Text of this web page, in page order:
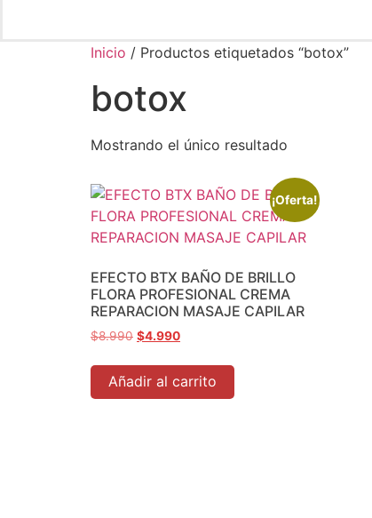
Inicio / Productos etiquetados “botox”
botox
Mostrando el único resultado
¡Oferta!
EFECTO BTX BAÑO DE BRILLO
FLORA PROFESIONAL CREMA
REPARACION MASAJE CAPILAR
$8.990 $4.990
Añadir al carrito